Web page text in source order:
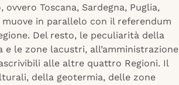
Toscana, Sardegna, Puglia,
muove in parallelo con il referendum
Del resto, le peculiarità della
le zone lacustri, all’amministrazione
alle altre quattro Regioni. Il
della geotermia, delle zone